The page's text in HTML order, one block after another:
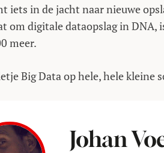
iets in de jacht naar nieuwe
om digitale dataopslag in DNA,
meer.
Big Data op hele, hele kleine
Johan